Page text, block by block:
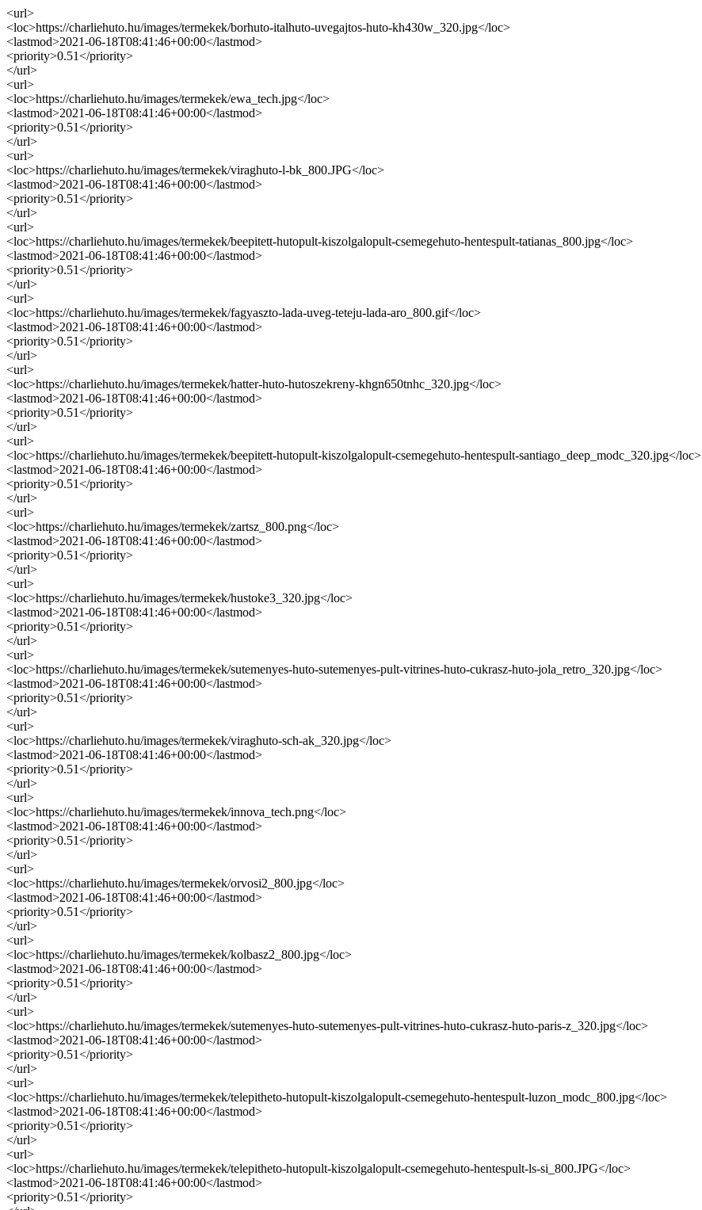
<url>
<loc>https://charliehuto.hu/images/termekek/borhuto-italhuto-uvegajtos-huto-kh430w_320.jpg</loc>
<lastmod>2021-06-18T08:41:46+00:00</lastmod>
<priority>0.51</priority>
</url>
<url>
<loc>https://charliehuto.hu/images/termekek/ewa_tech.jpg</loc>
<lastmod>2021-06-18T08:41:46+00:00</lastmod>
<priority>0.51</priority>
</url>
<url>
<loc>https://charliehuto.hu/images/termekek/viraghuto-l-bk_800.JPG</loc>
<lastmod>2021-06-18T08:41:46+00:00</lastmod>
<priority>0.51</priority>
</url>
<url>
<loc>https://charliehuto.hu/images/termekek/beepitett-hutopult-kiszolgalopult-csemegehuto-hentespult-tatianas_800.jpg</loc>
<lastmod>2021-06-18T08:41:46+00:00</lastmod>
<priority>0.51</priority>
</url>
<url>
<loc>https://charliehuto.hu/images/termekek/fagyaszto-lada-uveg-teteju-lada-aro_800.gif</loc>
<lastmod>2021-06-18T08:41:46+00:00</lastmod>
<priority>0.51</priority>
</url>
<url>
<loc>https://charliehuto.hu/images/termekek/hatter-huto-hutoszekreny-khgn650tnhc_320.jpg</loc>
<lastmod>2021-06-18T08:41:46+00:00</lastmod>
<priority>0.51</priority>
</url>
<url>
<loc>https://charliehuto.hu/images/termekek/beepitett-hutopult-kiszolgalopult-csemegehuto-hentespult-santiago_deep_modc_320.jpg</loc>
<lastmod>2021-06-18T08:41:46+00:00</lastmod>
<priority>0.51</priority>
</url>
<url>
<loc>https://charliehuto.hu/images/termekek/zartsz_800.png</loc>
<lastmod>2021-06-18T08:41:46+00:00</lastmod>
<priority>0.51</priority>
</url>
<url>
<loc>https://charliehuto.hu/images/termekek/hustoke3_320.jpg</loc>
<lastmod>2021-06-18T08:41:46+00:00</lastmod>
<priority>0.51</priority>
</url>
<url>
<loc>https://charliehuto.hu/images/termekek/sutemenyes-huto-sutemenyes-pult-vitrines-huto-cukrasz-huto-jola_retro_320.jpg</loc>
<lastmod>2021-06-18T08:41:46+00:00</lastmod>
<priority>0.51</priority>
</url>
<url>
<loc>https://charliehuto.hu/images/termekek/viraghuto-sch-ak_320.jpg</loc>
<lastmod>2021-06-18T08:41:46+00:00</lastmod>
<priority>0.51</priority>
</url>
<url>
<loc>https://charliehuto.hu/images/termekek/innova_tech.png</loc>
<lastmod>2021-06-18T08:41:46+00:00</lastmod>
<priority>0.51</priority>
</url>
<url>
<loc>https://charliehuto.hu/images/termekek/orvosi2_800.jpg</loc>
<lastmod>2021-06-18T08:41:46+00:00</lastmod>
<priority>0.51</priority>
</url>
<url>
<loc>https://charliehuto.hu/images/termekek/kolbasz2_800.jpg</loc>
<lastmod>2021-06-18T08:41:46+00:00</lastmod>
<priority>0.51</priority>
</url>
<url>
<loc>https://charliehuto.hu/images/termekek/sutemenyes-huto-sutemenyes-pult-vitrines-huto-cukrasz-huto-paris-z_320.jpg</loc>
<lastmod>2021-06-18T08:41:46+00:00</lastmod>
<priority>0.51</priority>
</url>
<url>
<loc>https://charliehuto.hu/images/termekek/telepitheto-hutopult-kiszolgalopult-csemegehuto-hentespult-luzon_modc_800.jpg</loc>
<lastmod>2021-06-18T08:41:46+00:00</lastmod>
<priority>0.51</priority>
</url>
<url>
<loc>https://charliehuto.hu/images/termekek/telepitheto-hutopult-kiszolgalopult-csemegehuto-hentespult-ls-si_800.JPG</loc>
<lastmod>2021-06-18T08:41:46+00:00</lastmod>
<priority>0.51</priority>